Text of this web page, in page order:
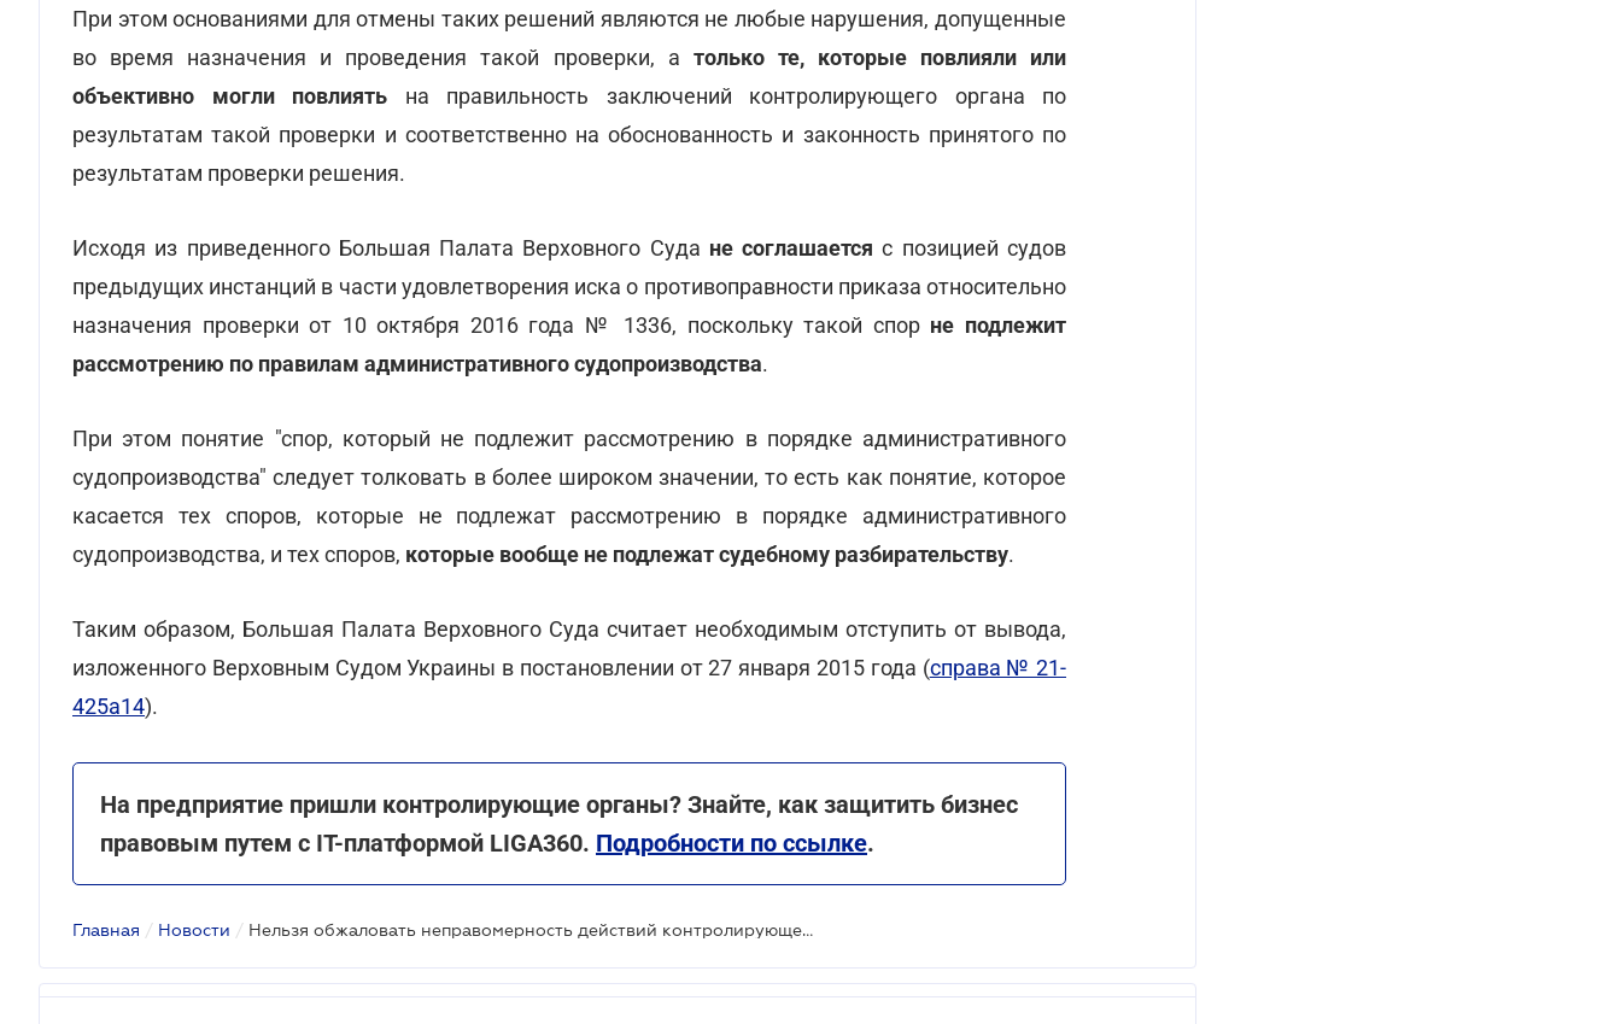
При этом основаниями для отмены таких решений являются не любые нарушения, допущенные
во время назначения и проведения такой проверки, а только те, которые повлияли или
объективно могли повлиять на правильность заключений контролирующего органа по
результатам такой проверки и соответственно на обоснованность и законность принятого по
результатам проверки решения.
Исходя из приведенного Большая Палата Верховного Суда не соглашается с позицией судов
предыдущих инстанций в части удовлетворения иска о противоправности приказа относительно
назначения проверки от 10 октября 2016 года № 1336, поскольку такой спор не подлежит
рассмотрению по правилам административного судопроизводства.
При этом понятие "спор, который не подлежит рассмотрению в порядке административного
судопроизводства" следует толковать в более широком значении, то есть как понятие, которое
касается тех споров, которые не подлежат рассмотрению в порядке административного
судопроизводства, и тех споров, которые вообще не подлежат судебному разбирательству.
Таким образом, Большая Палата Верховного Суда считает необходимым отступить от вывода,
изложенного Верховным Судом Украины в постановлении от 27 января 2015 года (справа № 21-
425а14).
На предприятие пришли контролирующие органы? Знайте, как защитить бизнес
правовым путем с IT-платформой LIGA360. Подробности по ссылке.
Главная / Новости / Нельзя обжаловать неправомерность действий контролирующего органа при назначении и проведении проверки - ВС